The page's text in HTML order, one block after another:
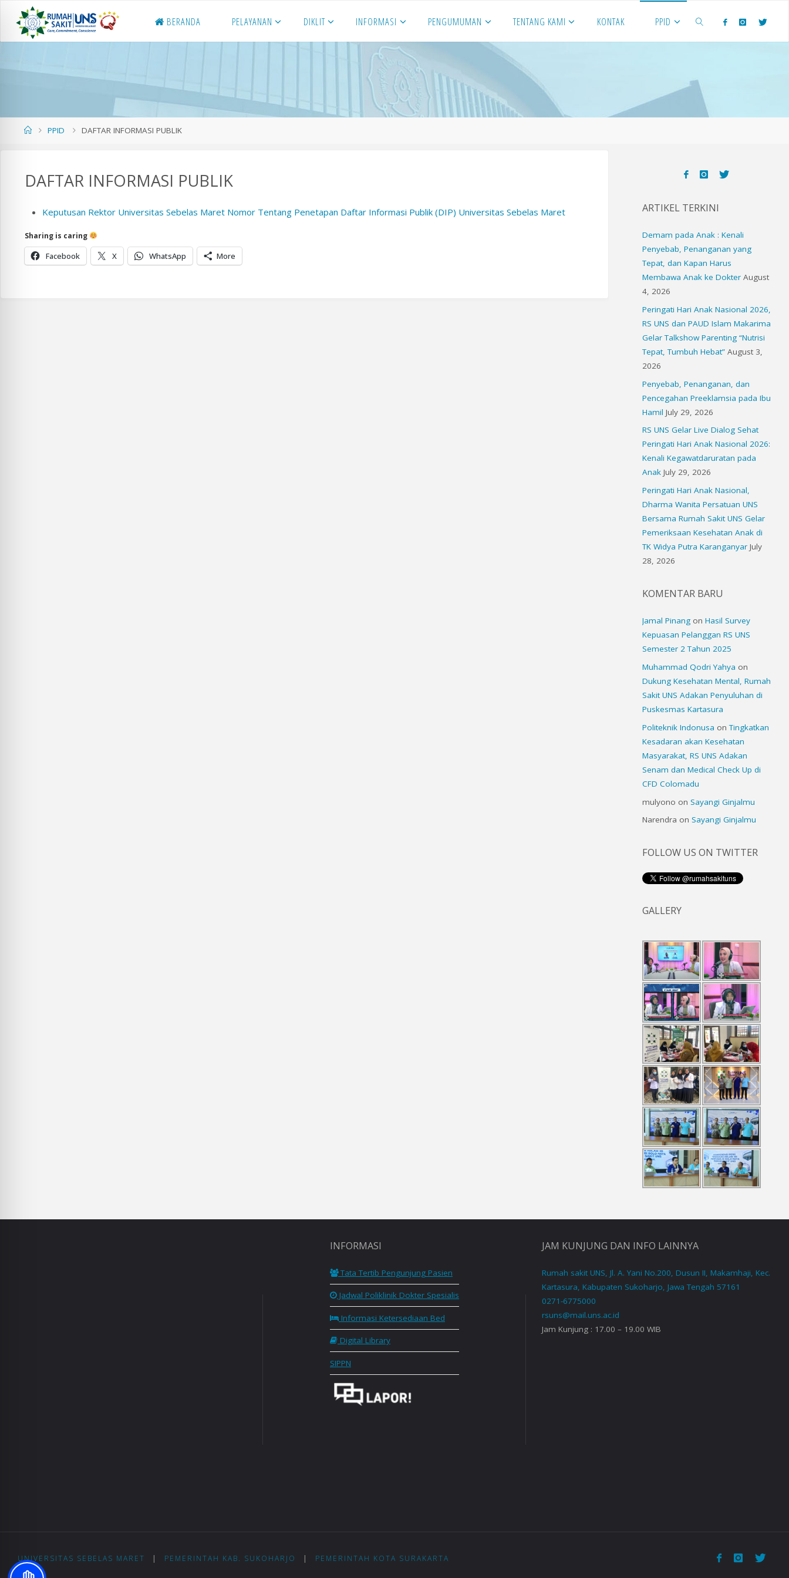
content
BERANDA PELAYANAN DIKLIT INFORMASI PENGUMUMAN TENTANG KAMI KONTAK PPID
HomePPID DAFTAR INFORMASI PUBLIK
DAFTAR INFORMASI PUBLIK
Keputusan Rektor Universitas Sebelas Maret Nomor Tentang Penetapan Daftar Informasi Publik (DIP) Universitas Sebelas Maret
Sharing is caring
Facebook X WhatsApp More
ARTIKEL TERKINI
Demam pada Anak : Kenali
Penyebab, Penanganan yang
Tepat, dan Kapan Harus
Membawa Anak ke Dokter August
4, 2026
Peringati Hari Anak Nasional 2026,
RS UNS dan PAUD Islam Makarima
Gelar Talkshow Parenting “Nutrisi
Tepat, Tumbuh Hebat” August 3,
2026
Penyebab, Penanganan, dan
Pencegahan Preeklamsia pada Ibu
Hamil July 29, 2026
RS UNS Gelar Live Dialog Sehat
Peringati Hari Anak Nasional 2026:
Kenali Kegawatdaruratan pada
Anak July 29, 2026
Peringati Hari Anak Nasional,
Dharma Wanita Persatuan UNS
Bersama Rumah Sakit UNS Gelar
Pemeriksaan Kesehatan Anak di
TK Widya Putra Karanganyar July
28, 2026
KOMENTAR BARU
Jamal Pinang on Hasil Survey
Kepuasan Pelanggan RS UNS
Semester 2 Tahun 2025
Muhammad Qodri Yahya on
Dukung Kesehatan Mental, Rumah
Sakit UNS Adakan Penyuluhan di
Puskesmas Kartasura
Politeknik Indonusa onTingkatkan
Kesadaran akan Kesehatan
Masyarakat, RS UNS Adakan
Senam dan Medical Check Up di
CFD Colomadu
mulyono on Sayangi Ginjalmu
Narendra on Sayangi Ginjalmu
FOLLOW US ON TWITTER
GALLERY
INFORMASI
Tata Tertib Pengunjung Pasien
Jadwal Poliklinik Dokter Spesialis
Informasi Ketersediaan Bed
Digital Library
SIPPN
JAM KUNJUNG DAN INFO LAINNYA
Rumah sakit UNS, Jl. A. Yani No.200, Dusun II, Makamhaji, Kec.
Kartasura, Kabupaten Sukoharjo, Jawa Tengah 57161
0271-6775000
rsuns@mail.uns.ac.id
Jam Kunjung : 17.00 – 19.00 WIB
UNIVERSITAS SEBELAS MARET | PEMERINTAH KAB. SUKOHARJO | PEMERINTAH KOTA SURAKARTA